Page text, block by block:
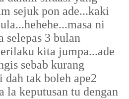
sejuk pon ade...kaki
ni
selepas 3 bulan
kita jumpa...ade
sebab kurang
dah tak boleh ape2
la keputusan tu dengan